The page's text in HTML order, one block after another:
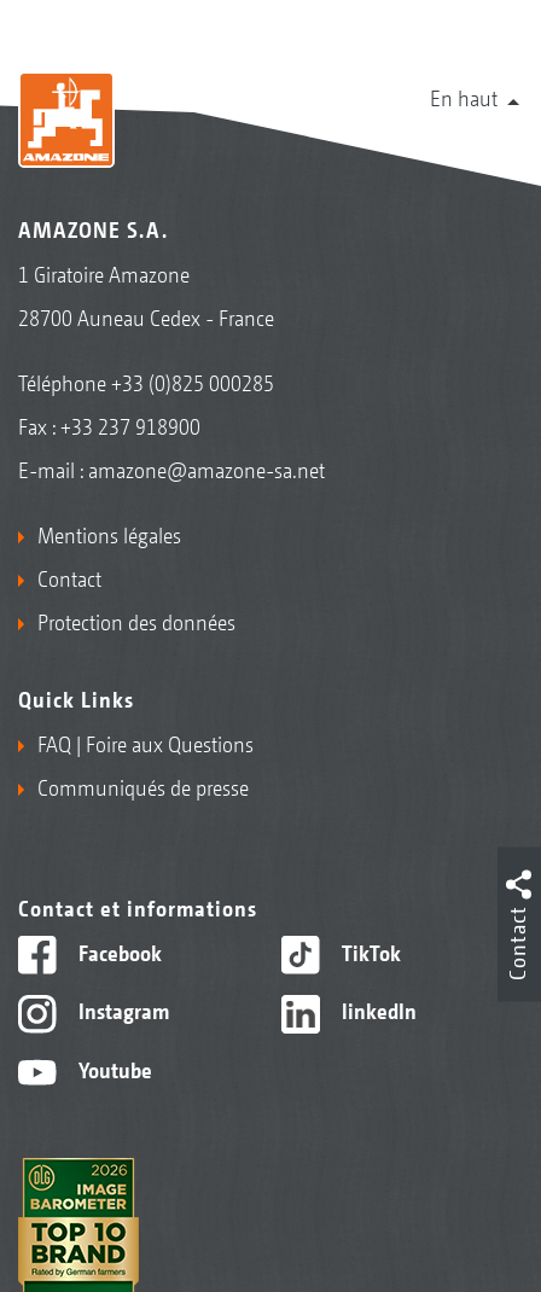
En haut
AMAZONE S.A.
1 Giratoire Amazone
28700 Auneau Cedex - France
Téléphone+33 (0)825 000285
Fax : +33 237 918900
E-mail : amazone@amazone-sa.net
Mentions légales
Contact
Protection des données
Quick Links
FAQ | Foire aux Questions
Communiqués de presse
Contact et informations
Facebook
Instagram
Youtube
TikTok
linkedIn
Contact